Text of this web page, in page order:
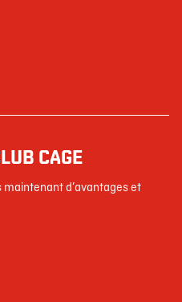
CAGE
d’avantages et